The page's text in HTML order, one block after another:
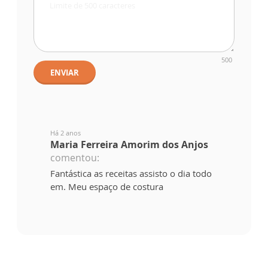
500
ENVIAR
Há 2 anos
Maria Ferreira Amorim dos Anjos
comentou:
Fantástica as receitas assisto o dia todo
em. Meu espaço de costura